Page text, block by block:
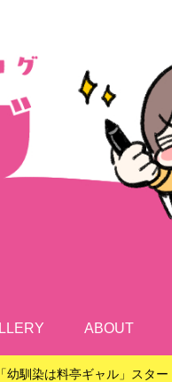
ABOUT
幼馴染は料亭ギャル」スタ